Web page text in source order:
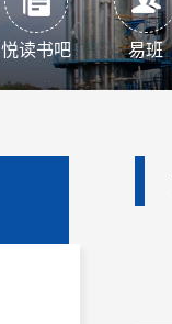
悦读书吧 易班